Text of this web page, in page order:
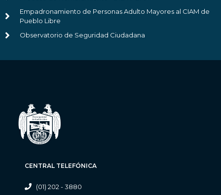
Empadronamiento de Personas Adulto Mayores al CIAM de
Pueblo Libre
Observatorio de Seguridad Ciudadana
CENTRAL TELEFÓNICA
(01) 202 - 3880